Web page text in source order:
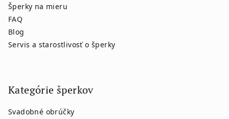
Šperky na mieru
FAQ
Blog
Servis a starostlivosť o šperky
Kategórie šperkov
Svadobné obrúčky